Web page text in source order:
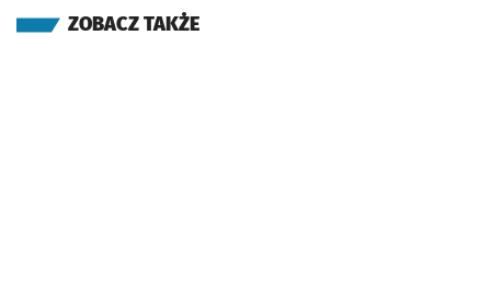
ZOBACZ TAKŻE